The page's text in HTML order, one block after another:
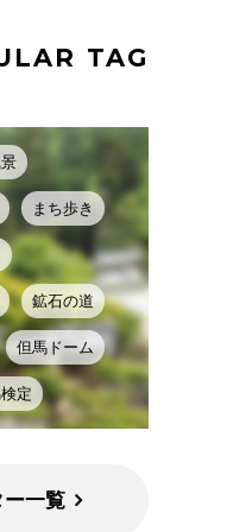
TAG
まち歩き
鉱石の道
但馬ドーム
定
ー一覧